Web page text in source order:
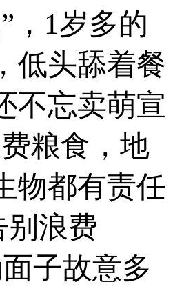
，1岁多的
低头舔着餐
不忘卖萌宣
粮食，地
物都有责任
别浪费
子故意多